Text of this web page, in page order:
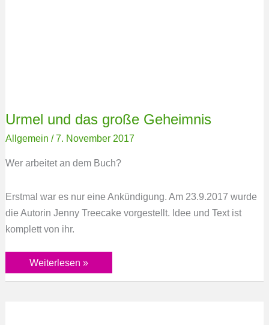
Urmel und das große Geheimnis
Allgemein /7. November 2017
Wer arbeitet an dem Buch?
Erstmal war es nur eine Ankündigung. Am 23.9.2017 wurde
die Autorin Jenny Treecake vorgestellt. Idee und Text ist
komplett von ihr.
Weiterlesen »